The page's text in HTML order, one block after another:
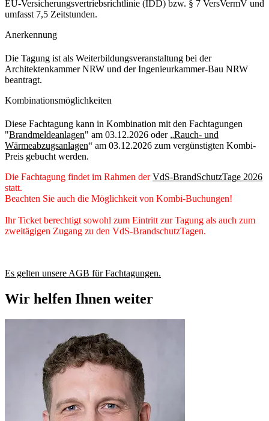
EU-Versicherungsvertriebsrichtlinie (IDD) bzw. § 7 VersVermV und
umfasst 7,5 Zeitstunden.
Anerkennung
Die Tagung ist als Weiterbildungsveranstaltung bei der
Architektenkammer NRW und der Ingenieurkammer-Bau NRW
beantragt.
Kombinationsmöglichkeiten
Diese Fachtagung kann in Kombination mit den Fachtagungen
"Brandmeldeanlagen" am 03.12.2026 oder „Rauch- und
Wärmeabzugsanlagen“ am 03.12.2026 zum vergünstigten Kombi-
Preis gebucht werden.
Die Fachtagung findet im Rahmen der VdS-BrandSchutzTage 2026
statt.
Beachten Sie auch die Möglichkeit von Kombi-Buchungen!
Ihr Ticket berechtigt sowohl zum Eintritt zur Tagung als auch zum
zweitägigen Zugang zu den VdS-BrandschutzTagen.
Es gelten unsere AGB für Fachtagungen.
Wir helfen Ihnen weiter